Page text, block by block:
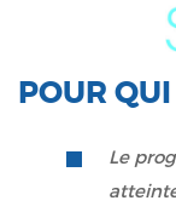
POUR QUI
Le